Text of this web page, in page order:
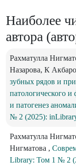
Наиболее
автора
Рахматулла
Назарова, К
зубных рядов и
патологического
и патогенез
№ 2 (2025):
Рахматулла
Нигматова ,
Library: Том 1 № 2